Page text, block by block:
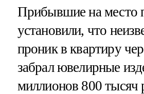
Прибывшие на место
установили, что
проник в квартиру
забрал ювелирные
миллионов 800 тысяч